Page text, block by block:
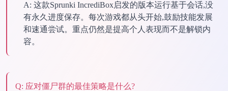
A: 这款Sprunki IncrediBox启发的版本运行基于会话,没
有永久进度保存。每次游戏都从头开始,鼓励技能发展
和速通尝试。重点仍然是提高个人表现而不是解锁内
容。
Q: 应对僵尸群的最佳策略是什么?